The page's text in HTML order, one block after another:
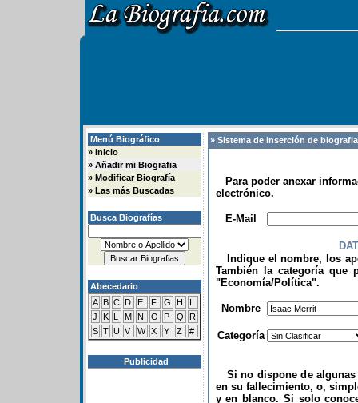
Menú Biográfico
» Inicio
» Añadir mi Biografia
» Modificar Biografía
» Las más Buscadas
Busca Biografías
Abecedario
A B C D E F G H
I
J
K L M N O P Q
R
S T U V W X Y Z #
Publicidad
» Sistema de inserción de
Para poder anexar
electrónico.
E-Mail
Indique el nombre, los
También la categoría que
"Economía/Política".
Nombre
Categoría
Si no dispone de algunas
en su fallecimiento, o,
y en blanco. Si solo